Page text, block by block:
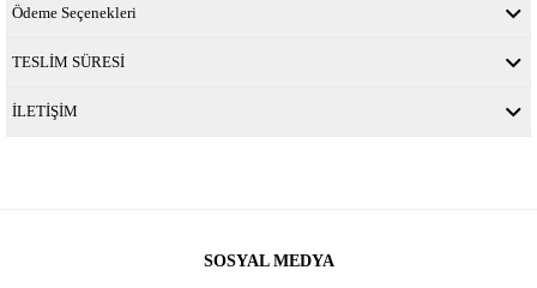
Ödeme Seçenekleri
TESLİM SÜRESİ
İLETİŞİM
SOSYAL MEDYA